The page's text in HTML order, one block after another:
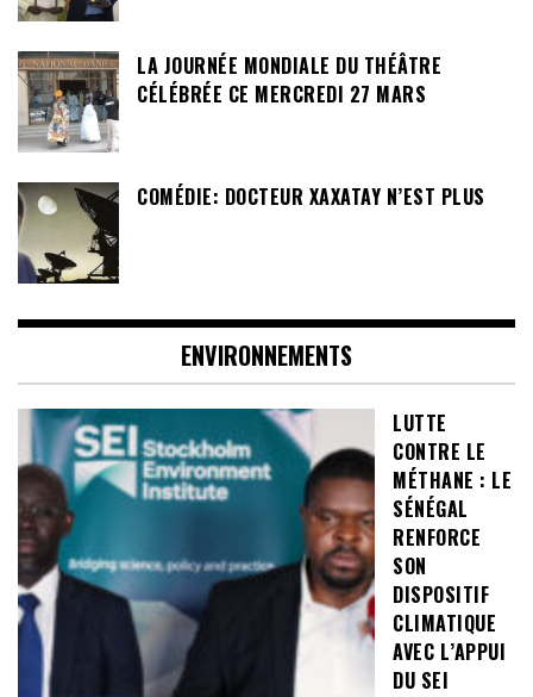
LA JOURNÉE MONDIALE DU THÉÂTRE
CÉLÉBRÉE CE MERCREDI 27 MARS
COMÉDIE: DOCTEUR XAXATAY N’EST PLUS
ENVIRONNEMENTS
LUTTE
CONTRE LE
MÉTHANE : LE
SÉNÉGAL
RENFORCE
SON
DISPOSITIF
CLIMATIQUE
AVEC L’APPUI
DU SEI